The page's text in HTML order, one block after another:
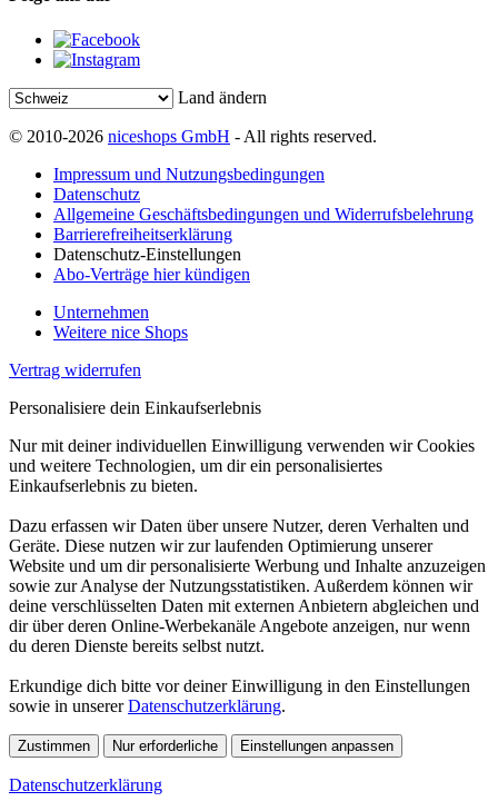
Land ändern
© 2010-2026 niceshops GmbH - All rights reserved.
Impressum und Nutzungsbedingungen
Datenschutz
Allgemeine Geschäftsbedingungen und Widerrufsbelehrung
Barrierefreiheitserklärung
Datenschutz-Einstellungen
Abo-Verträge hier kündigen
Unternehmen
Weitere nice Shops
Vertrag widerrufen
Personalisiere dein Einkaufserlebnis
Nur mit deiner individuellen Einwilligung verwenden wir Cookies
und weitere Technologien, um dir ein personalisiertes
Einkaufserlebnis zu bieten.
Dazu erfassen wir Daten über unsere Nutzer, deren Verhalten und
Geräte. Diese nutzen wir zur laufenden Optimierung unserer
Website und um dir personalisierte Werbung und Inhalte anzuzeigen
sowie zur Analyse der Nutzungsstatistiken. Außerdem können wir
deine verschlüsselten Daten mit externen Anbietern abgleichen und
dir über deren Online-Werbekanäle Angebote anzeigen, nur wenn
du deren Dienste bereits selbst nutzt.
Erkundige dich bitte vor deiner Einwilligung in den Einstellungen
sowie in unsererDatenschutzerklärung.
Zustimmen Nur erforderliche Einstellungen anpassen
Datenschutzerklärung